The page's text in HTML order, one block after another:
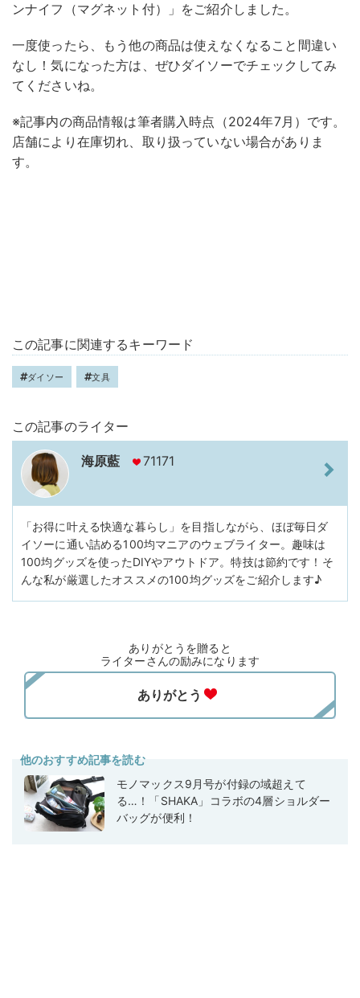
ンナイフ（マグネット付）」をご紹介しました。
一度使ったら、もう他の商品は使えなくなること間違い
なし！気になった方は、ぜひダイソーでチェックしてみ
てくださいね。
※記事内の商品情報は筆者購入時点（2024年7月）です。
店舗により在庫切れ、取り扱っていない場合がありま
す。
この記事に関連するキーワード
ダイソー 文具
この記事のライター
海原藍 71171
「お得に叶える快適な暮らし」を目指しながら、ほぼ毎日ダ
イソーに通い詰める100均マニアのウェブライター。趣味は
100均グッズを使ったDIYやアウトドア。特技は節約です！そ
んな私が厳選したオススメの100均グッズをご紹介します♪
ありがとうを贈ると
ライターさんの励みになります
他のおすすめ記事を読む
モノマックス9月号が付録の域超えて
る…！「SHAKA」コラボの4層ショルダー
バッグが便利！